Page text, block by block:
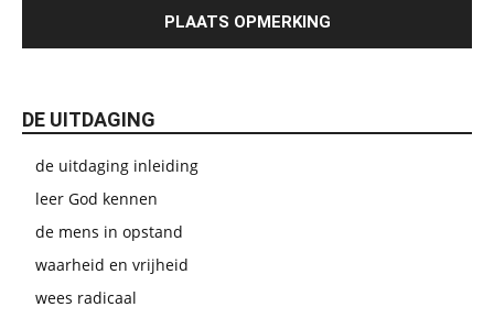
DE UITDAGING
de uitdaging inleiding
leer God kennen
de mens in opstand
waarheid en vrijheid
wees radicaal